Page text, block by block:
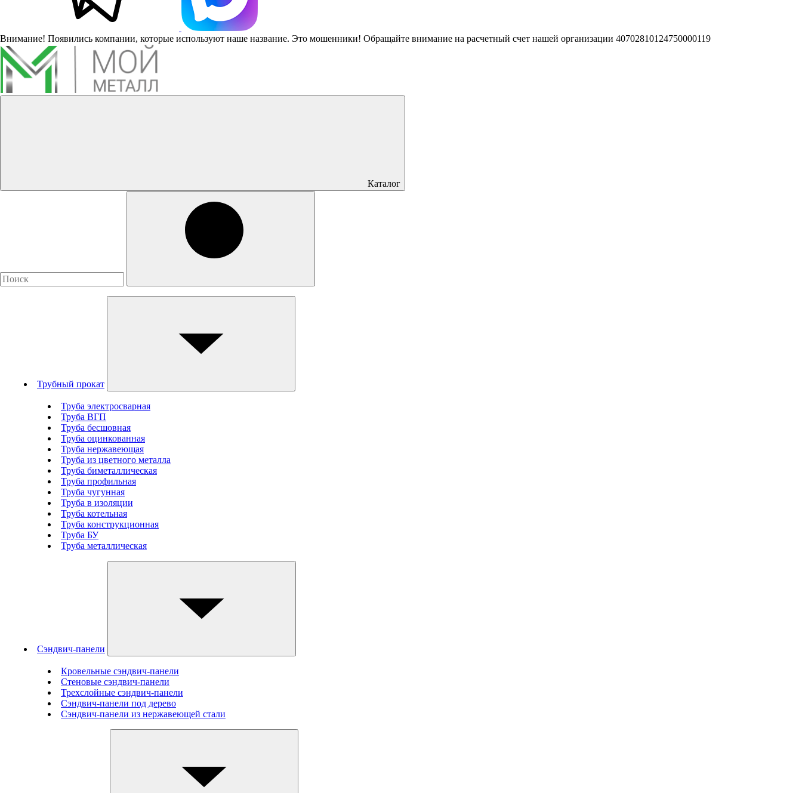
Внимание! Появились компании, которые используют наше название. Это мошенники! Обращайте внимание на расчетный счет нашей организации 40702810124750000119
Каталог
Трубный прокат
Труба электросварная
Труба ВГП
Труба бесшовная
Труба оцинкованная
Труба нержавеющая
Труба из цветного металла
Труба биметаллическая
Труба профильная
Труба чугунная
Труба в изоляции
Труба котельная
Труба конструкционная
Труба БУ
Труба металлическая
Сэндвич-панели
Кровельные сэндвич-панели
Стеновые cэндвич-панели
Трехслойные сэндвич-панели
Сэндвич-панели под дерево
Сэндвич-панели из нержавеющей стали